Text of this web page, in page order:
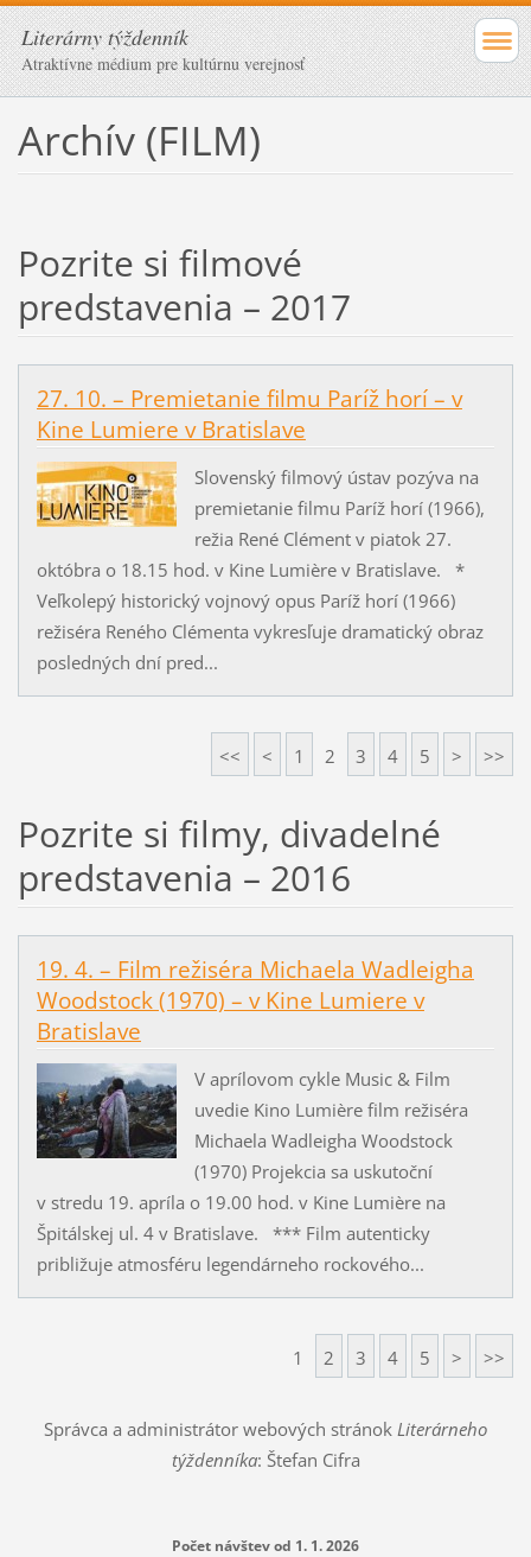
Literárny týždenník
Atraktívne médium pre kultúrnu verejnosť
Archív (FILM)
Pozrite si filmové
predstavenia – 2017
27. 10. – Premietanie filmu Paríž horí – v
Kine Lumiere v Bratislave
Slovenský filmový ústav pozýva na
premietanie filmu Paríž horí (1966),
režia René Clément v piatok 27.
októbra o 18.15 hod. v Kine Lumière v Bratislave. *
Veľkolepý historický vojnový opus Paríž horí (1966)
režiséra Reného Clémenta vykresľuje dramatický obraz
posledných dní pred...
<< < 1 2 3 4 5 > >>
Pozrite si filmy, divadelné
predstavenia – 2016
19. 4. – Film režiséra Michaela Wadleigha
Woodstock (1970) – v Kine Lumiere v
Bratislave
V aprílovom cykle Music & Film
uvedie Kino Lumière film režiséra
Michaela Wadleigha Woodstock
(1970) Projekcia sa uskutoční
v stredu 19. apríla o 19.00 hod. v Kine Lumière na
Špitálskej ul. 4 v Bratislave. *** Film autenticky
približuje atmosféru legendárneho rockového...
1 2 3 4 5 > >>
Správca a administrátor webových stránok Literárneho
týždenníka: Štefan Cifra
Počet návštev od 1. 1. 2026